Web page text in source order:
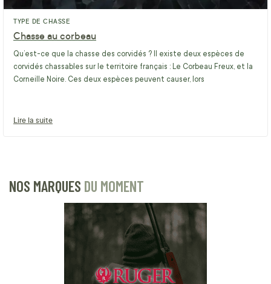
TYPE DE CHASSE
Chasse au corbeau
Qu’est-ce que la chasse des corvidés ? Il existe deux espèces de
corvidés chassables sur le territoire français : Le Corbeau Freux, et la
Corneille Noire. Ces deux espèces peuvent causer, lors
Lire la suite
NOS MARQUES DU MOMENT